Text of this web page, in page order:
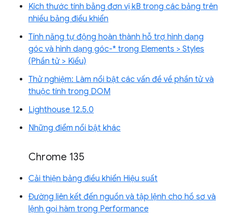
Kích thước tính bằng đơn vị kB trong các bảng trên
nhiều bảng điều khiển
Tính năng tự động hoàn thành hỗ trợ hình dạng
góc và hình dạng góc-* trong Elements > Styles
(Phần tử > Kiểu)
Thử nghiệm: Làm nổi bật các vấn đề về phần tử và
thuộc tính trong DOM
Lighthouse 12.5.0
Những điểm nổi bật khác
Chrome 135
Cải thiện bảng điều khiển Hiệu suất
Đường liên kết đến nguồn và tập lệnh cho hồ sơ và
lệnh gọi hàm trong Performance